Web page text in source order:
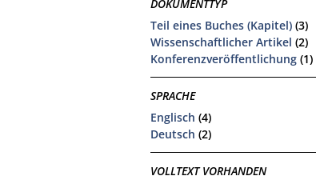
DOKUMENTTYP
Teil eines Buches (Kapitel) (3)
Wissenschaftlicher Artikel (2)
Konferenzveröffentlichung (1)
SPRACHE
Englisch (4)
Deutsch (2)
VOLLTEXT VORHANDEN